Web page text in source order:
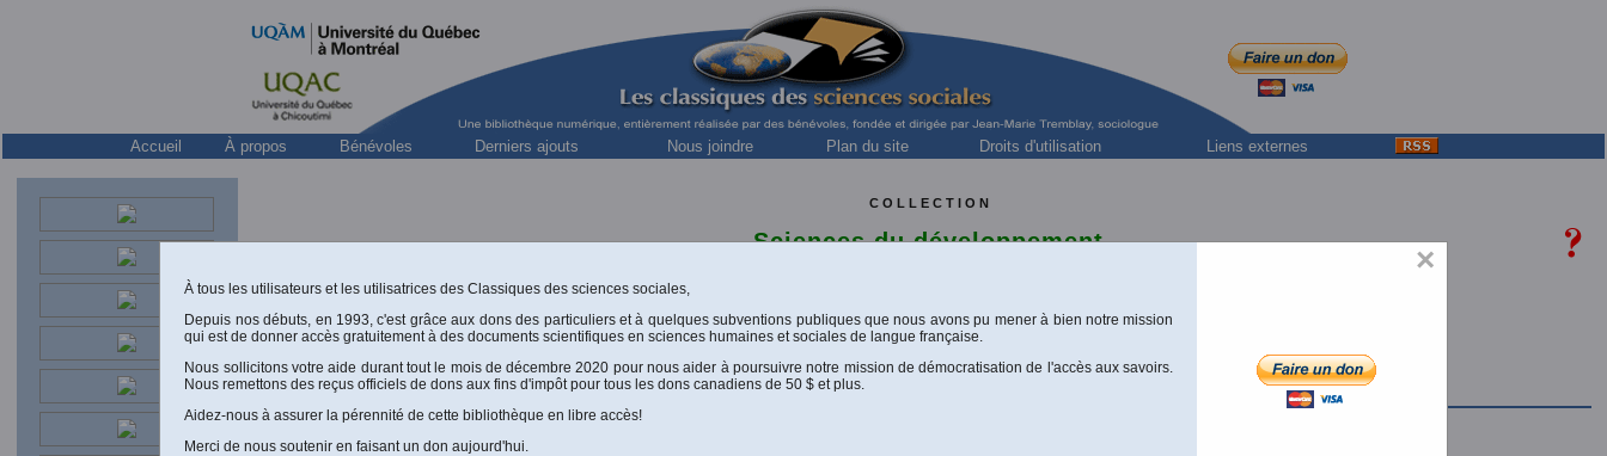
Accueil À propos Bénévoles Derniers ajouts Nous joindre Plan du site Droits d'utilisation Liens externes
C O L L E C T I O N
Sciences du développement
[ Consultez la philosophie de la collection]
×
À tous les utilisateurs et les utilisatrices des Classiques des sciences sociales,
Depuis nos débuts, en 1993, c'est grâce aux dons des particuliers et à quelques subventions publiques que nous avons pu mener à bien notre mission
qui est de donner accès gratuitement à des documents scientifiques en sciences humaines et sociales de langue française.
Nous sollicitons votre aide durant tout le mois de décembre 2020 pour nous aider à poursuivre notre mission de démocratisation de l'accès aux savoirs.
Nous remettons des reçus officiels de dons aux fins d'impôt pour tous les dons canadiens de 50 $ et plus.
Aidez-nous à assurer la pérennité de cette bibliothèque en libre accès!
Merci de nous soutenir en faisant un don aujourd'hui.